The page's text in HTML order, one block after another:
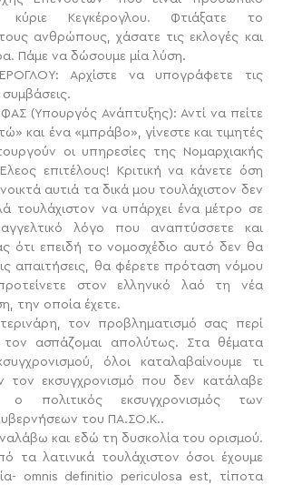
κύριε Κεγκέρογλου. Φτιάξατε το
ανθρώπους, χάσατε τις εκλογές και
Πάμε να δώσουμε μία λύση.
Αρχίστε να υπογράφετε τις
(Υπουργός Ανάπτυξης): Αντί να πείτε
και ένα «μπράβο», γίνεστε και τιμητές
οι υπηρεσίες της Νομαρχιακής
επιτέλους! Κριτική να κάνετε όση
αυτιά τα δικά μου τουλάχιστον δεν
τουλάχιστον να υπάρχει ένα μέτρο σε
λόγο που αναπτύσσετε και
ότι επειδή το νομοσχέδιο αυτό δεν θα
απαιτήσεις, θα φέρετε πρόταση νόμου
στον ελληνικό λαό τη νέα
την οποία έχετε.
τον προβληματισμό σας περί
τον ασπάζομαι απολύτως. Στα θέματα
όλοι καταλαβαίνουμε τι
τον εκσυγχρονισμό που δεν κατάλαβε
ο πολιτικός εκσυγχρονισμός των
του ΠΑ.ΣΟ.Κ..
και εδώ τη δυσκολία του ορισμού.
τα λατινικά τουλάχιστον όσοι έχουμε
omnis definitio periculosa est, τίποτα